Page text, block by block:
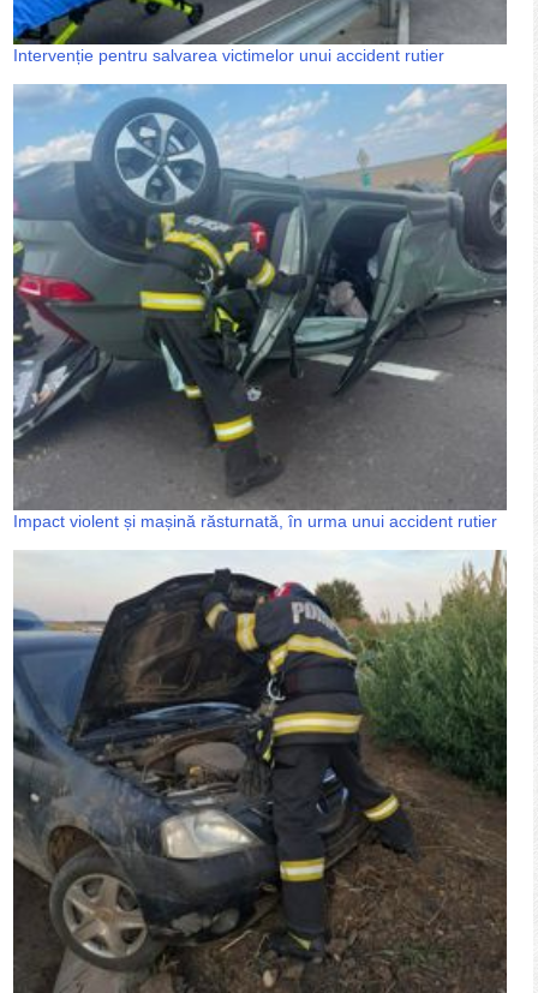
Intervenție pentru salvarea victimelor unui accident rutier
Impact violent și mașină răsturnată, în urma unui accident rutier